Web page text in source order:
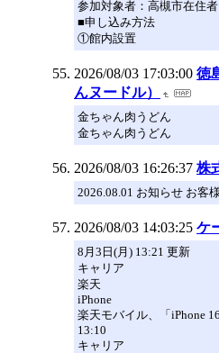
参加対象者：高槻市在住者
■申し込み方法
①館内設置
2026/08/03 17:03:00 徳
んヌードル）
金ちゃん肉うどん
金ちゃん肉うどん
2026/08/03 16:26:37 株
2026.08.01 お知らせ お
2026/08/03 14:03:25 ケ
8月3日(月) 13:21 更新
キャリア
楽天
iPhone
楽天モバイル、「iPhone
13:10
キャリア